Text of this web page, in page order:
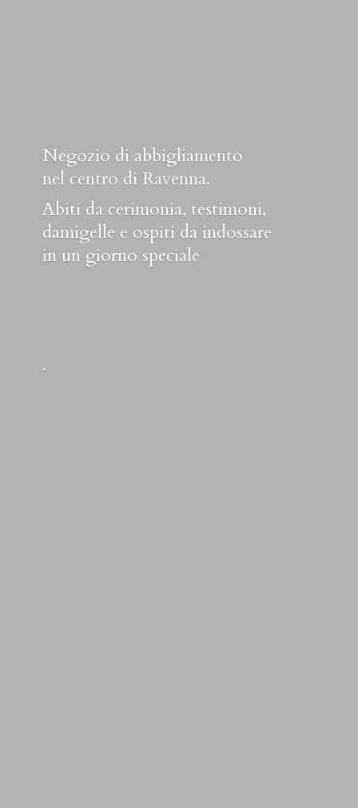
Negozio di abbigliamento
nel centro di Ravenna.
Abiti da cerimonia, testimoni,
damigelle e ospiti da indossare
in un giorno speciale
.